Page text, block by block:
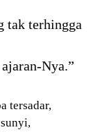
tak terhingga
Nya.”
tersadar,